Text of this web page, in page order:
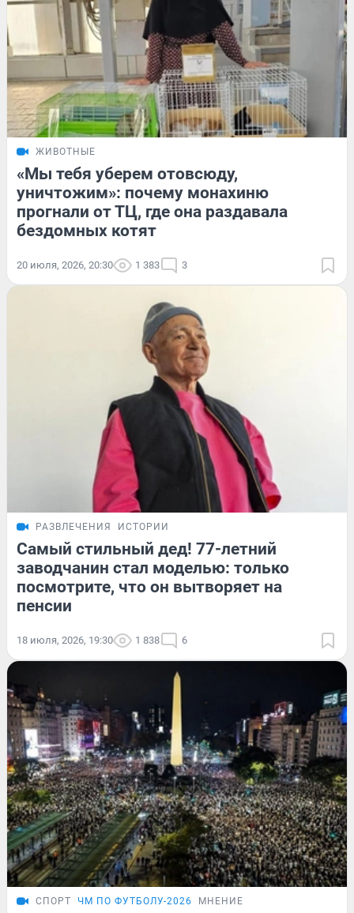
ЖИВОТНЫЕ
«Мы тебя уберем отовсюду,
уничтожим»: почему монахиню
прогнали от ТЦ, где она раздавала
бездомных котят
20 июля, 2026, 20:30 1 383 3
РАЗВЛЕЧЕНИЯ ИСТОРИИ
Самый стильный дед! 77-летний
заводчанин стал моделью: только
посмотрите, что он вытворяет на
пенсии
18 июля, 2026, 19:30 1 838 6
СПОРТ ЧМ ПО ФУТБОЛУ-2026 МНЕНИЕ